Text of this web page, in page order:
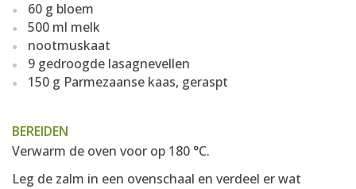
60 g bloem
500 ml melk
nootmuskaat
9 gedroogde lasagnevellen
150 g Parmezaanse kaas, geraspt
BEREIDEN
Verwarm de oven voor op 180 °C.
Leg de zalm in een ovenschaal en verdeel er wat